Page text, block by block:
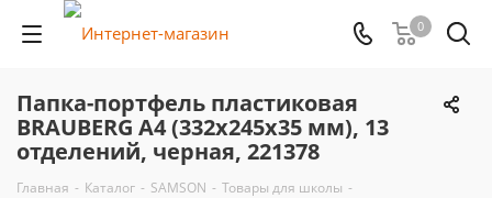
0
Папка-портфель пластиковая
BRAUBERG А4 (332х245х35 мм), 13
отделений, черная, 221378
Главная - Каталог - SAMSON - Товары для школы -